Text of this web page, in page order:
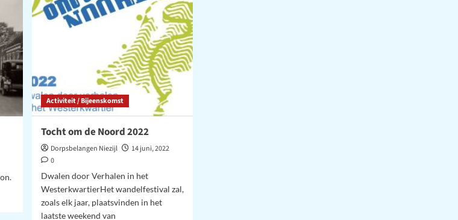
Activiteit / Bijeenskomst
Tocht om de Noord 2022
Dorpsbelangen Niezijl
14 juni, 2022
0
Dwalen door Verhalen in het
WesterkwartierHet wandelfestival zal,
zoals elk jaar, plaatsvinden in het
laatste weekend van